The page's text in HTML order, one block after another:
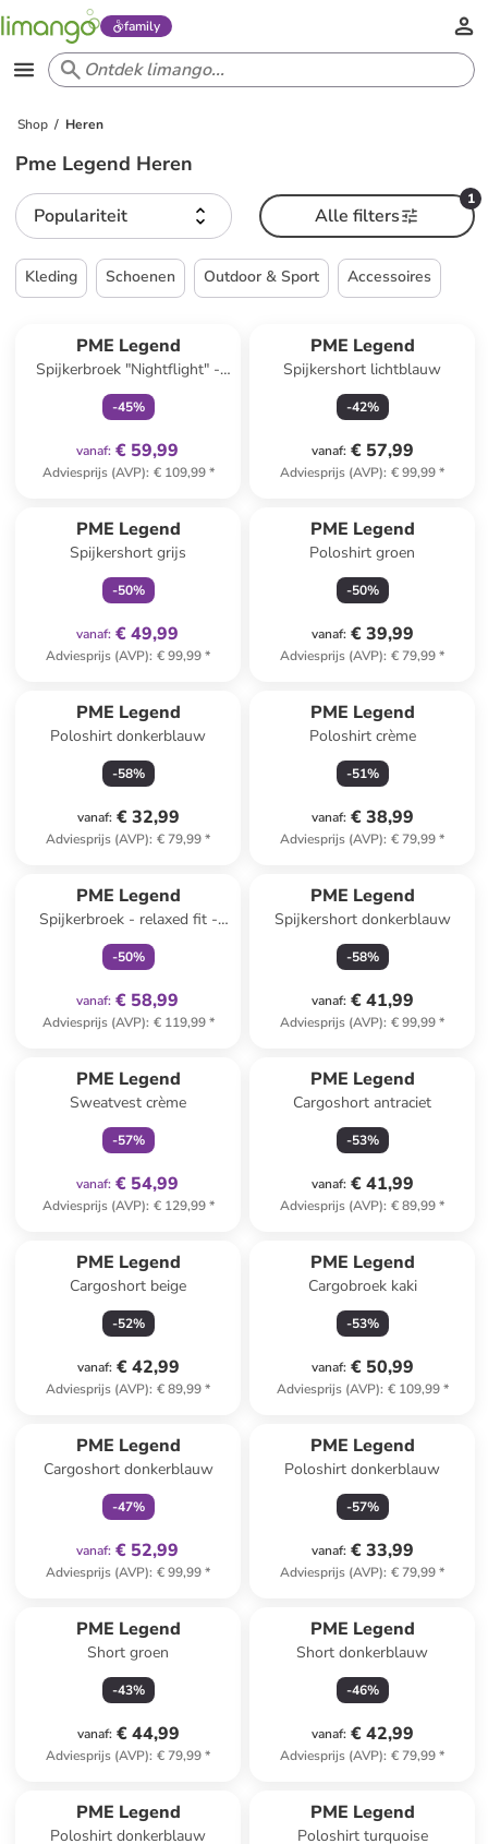
family
Shop Heren
Pme Legend Heren
Populariteit
1
Alle filters
Kleding Schoenen Outdoor & Sport Accessoires
PME Legend
Spijkerbroek "Nightflight" -
regular fit - blauw
-45%
vanaf: € 59,99
Adviesprijs (AVP): € 109,99*
PME Legend
Spijkershort lichtblauw
-42%
vanaf: € 57,99
Adviesprijs (AVP): € 99,99*
PME Legend
Spijkershort grijs
-50%
vanaf: € 49,99
Adviesprijs (AVP): € 99,99*
PME Legend
Poloshirt groen
-50%
vanaf: € 39,99
Adviesprijs (AVP): € 79,99*
PME Legend
Poloshirt donkerblauw
-58%
vanaf: € 32,99
Adviesprijs (AVP): € 79,99*
PME Legend
Poloshirt crème
-51%
vanaf: € 38,99
Adviesprijs (AVP): € 79,99*
PME Legend
Spijkerbroek - relaxed fit -
blauw
-50%
vanaf: € 58,99
Adviesprijs (AVP): € 119,99*
PME Legend
Spijkershort donkerblauw
-58%
vanaf: € 41,99
Adviesprijs (AVP): € 99,99*
PME Legend
Sweatvest crème
-57%
vanaf: € 54,99
Adviesprijs (AVP): € 129,99*
PME Legend
Cargoshort antraciet
-53%
vanaf: € 41,99
Adviesprijs (AVP): € 89,99*
PME Legend
Cargoshort beige
-52%
vanaf: € 42,99
Adviesprijs (AVP): € 89,99*
PME Legend
Cargobroek kaki
-53%
vanaf: € 50,99
Adviesprijs (AVP): € 109,99*
PME Legend
Cargoshort donkerblauw
-47%
vanaf: € 52,99
Adviesprijs (AVP): € 99,99*
PME Legend
Poloshirt donkerblauw
-57%
vanaf: € 33,99
Adviesprijs (AVP): € 79,99*
PME Legend
Short groen
-43%
vanaf: € 44,99
Adviesprijs (AVP): € 79,99*
PME Legend
Short donkerblauw
-46%
vanaf: € 42,99
Adviesprijs (AVP): € 79,99*
PME Legend
Poloshirt donkerblauw
PME Legend
Poloshirt turquoise